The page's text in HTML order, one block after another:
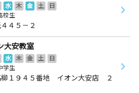
水 木 金 土
日
校生
４５－２
大安教室
水 木 金 土
日
学生
柳１９４５番地 イオン大安店 ２